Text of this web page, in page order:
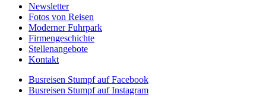
Newsletter
Fotos von Reisen
Moderner Fuhrpark
Firmengeschichte
Stellenangebote
Kontakt
Busreisen Stumpf auf Facebook
Busreisen Stumpf auf Instagram